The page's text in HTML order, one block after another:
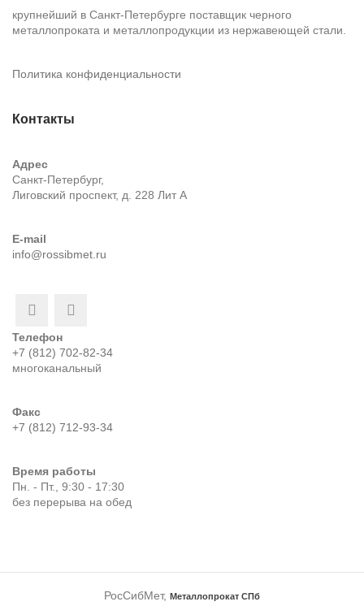
крупнейший в Санкт-Петербурге поставщик черного
металлопроката и металлопродукции из нержавеющей стали.
Политика конфиденциальности
Контакты
Адрес
Санкт-Петербург,
Лиговский проспект, д. 228 Лит А
E-mail
info@rossibmet.ru
Телефон
+7 (812) 702-82-34
многоканальный
Факс
+7 (812) 712-93-34
Время работы
Пн. - Пт., 9:30 - 17:30
без перерыва на обед
РосСибМет, Металлопрокат СПб